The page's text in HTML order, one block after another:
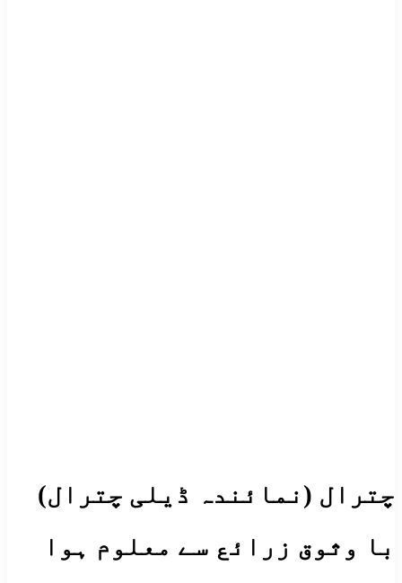
چترال (نمائندہ ڈیلی چترال)
با وثوق زرائع سے معلوم ہوا